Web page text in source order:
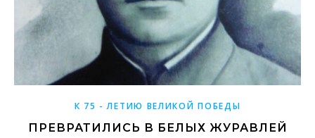
К 75 - ЛЕТИЮ ВЕЛИКОЙ ПОБЕДЫ
ПРЕВРАТИЛИСЬ В БЕЛЫХ ЖУРАВЛЕЙ